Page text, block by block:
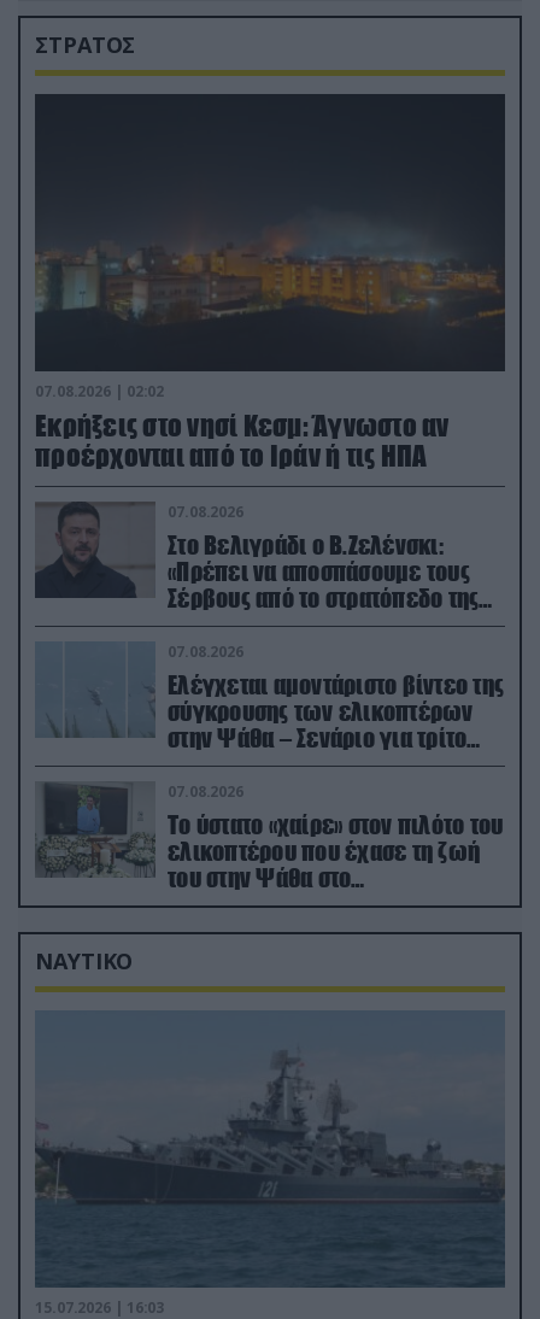
ΣΤΡΑΤΟΣ
07.08.2026 | 02:02
Εκρήξεις στο νησί Κεσμ: Άγνωστο αν
προέρχονται από το Ιράν ή τις ΗΠΑ
07.08.2026
Στο Βελιγράδι ο Β.Ζελένσκι:
«Πρέπει να αποσπάσουμε τους
Σέρβους από το στρατόπεδο της
Ρωσίας»
07.08.2026
Ελέγχεται αμοντάριστο βίντεο της
σύγκρουσης των ελικοπτέρων
στην Ψάθα – Σενάριο για τρίτο
ελικόπτερο
07.08.2026
Το ύστατο «χαίρε» στον πιλότο του
ελικοπτέρου που έχασε τη ζωή
του στην Ψάθα στο
αποτεφρωτήριο Ριτσώνας
ΝΑΥΤΙΚΟ
15.07.2026 | 16:03